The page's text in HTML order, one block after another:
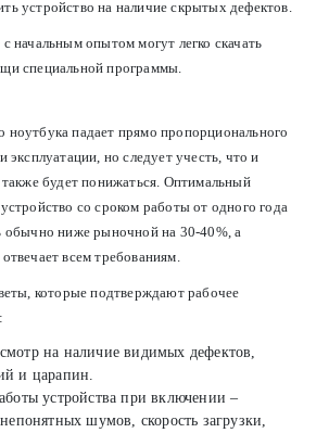
устройство на наличие скрытых дефектов.
начальным опытом могут легко скачать
специальной программы.
ноутбука падает прямо пропорционального
эксплуатации, но следует учесть, что и
также будет понижаться. Оптимальный
со сроком работы от одного года
обычно ниже рыночной на 30-40%, а
всем требованиям.
которые подтверждают рабочее
на наличие видимых дефектов,
и царапин.
устройства при включении –
непонятных шумов, скорость загрузки,